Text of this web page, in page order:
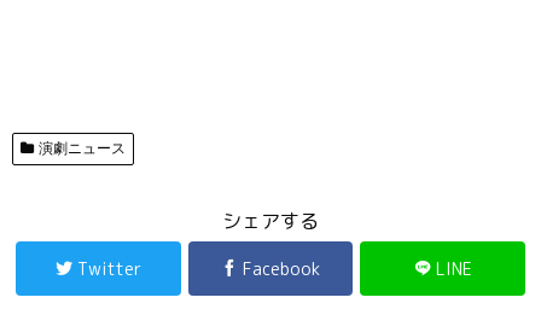
演劇ニュース
シェアする
Twitter Facebook LINE